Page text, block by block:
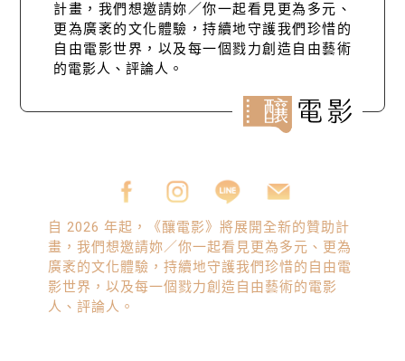
計畫，我們想邀請妳／你一起看見更為多元、
更為廣袤的文化體驗，持續地守護我們珍惜的
自由電影世界，以及每一個戮力創造自由藝術
的電影人、評論人。
自 2026 年起，《釀電影》將展開全新的贊助計
畫，我們想邀請妳／你一起看見更為多元、更為
廣袤的文化體驗，持續地守護我們珍惜的自由電
影世界，以及每一個戮力創造自由藝術的電影
人、評論人。